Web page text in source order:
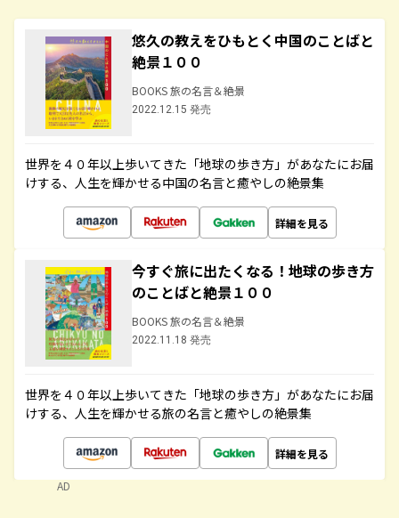
悠久の教えをひもとく中国のことばと
絶景１００
BOOKS 旅の名言＆絶景
2022.12.15 発売
世界を４０年以上歩いてきた「地球の歩き方」があなたにお届
けする、人生を輝かせる中国の名言と癒やしの絶景集
詳細を見る
今すぐ旅に出たくなる！地球の歩き方
のことばと絶景１００
BOOKS 旅の名言＆絶景
2022.11.18 発売
世界を４０年以上歩いてきた「地球の歩き方」があなたにお届
けする、人生を輝かせる旅の名言と癒やしの絶景集
詳細を見る
AD